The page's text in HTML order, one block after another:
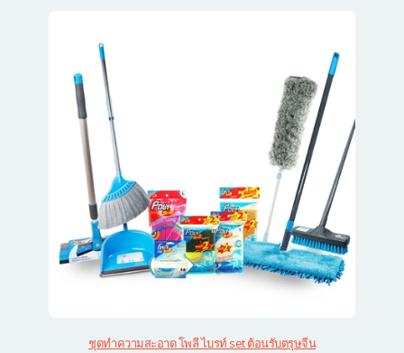
ชุดทำความสะอาด โพลี ไบรท์ set ต้อนรับตรุษจีน